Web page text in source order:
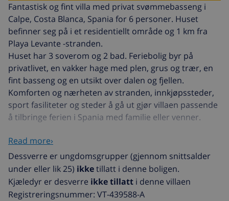
Fantastisk og fint villa med privat svømmebasseng i
Calpe, Costa Blanca, Spania for 6 personer. Huset
befinner seg på i et residentiellt område og 1 km fra
Playa Levante -stranden.
Huset har 3 soverom og 2 bad. Feriebolig byr på
privatlivet, en vakker hage med plen, grus og trær, en
fint basseng og en utsikt over dalen og fjellen.
Komforten og nærheten av stranden, innkjøpssteder,
sport fasiliteter og steder å gå ut gjør villaen passende
å tilbringe ferien i Spania med familie eller venner.
Interiør av villaen
stue/spisestue med aircondition og TV
peis i stuen (tre)
Read more›
Dessverre er ungdomsgrupper (gjennom snittsalder
under eller lik 25) ikketillatt i denne boligen.
Kjæledyr er desverre ikke tillatt i denne villaen
Registreringsnummer: VT-439588-A